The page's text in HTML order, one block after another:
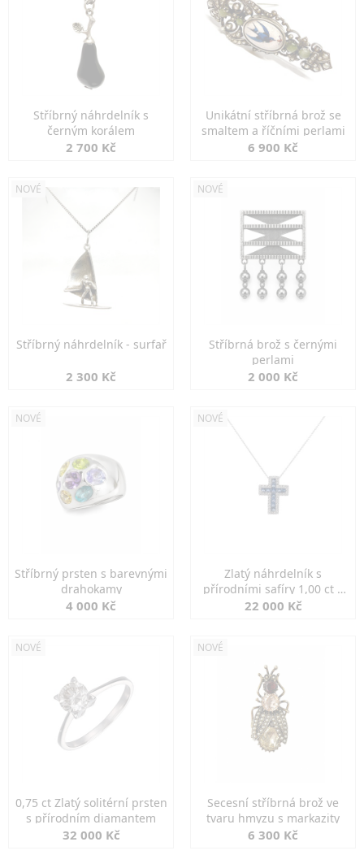
Stříbrný náhrdelník s
černým korálem
2 700 Kč
Unikátní stříbrná brož se
smaltem a říčními perlami
6 900 Kč
NOVÉ
Stříbrný náhrdelník - surfař
2 300 Kč
NOVÉ
Stříbrná brož s černými
perlami
2 000 Kč
NOVÉ
Stříbrný prsten s barevnými
drahokamy
4 000 Kč
NOVÉ
Zlatý náhrdelník s
přírodními safíry 1,00 ct a
diamanty
22 000 Kč
NOVÉ
0,75 ct Zlatý solitérní prsten
s přírodním diamantem
32 000 Kč
NOVÉ
Secesní stříbrná brož ve
tvaru hmyzu s markazity
6 300 Kč